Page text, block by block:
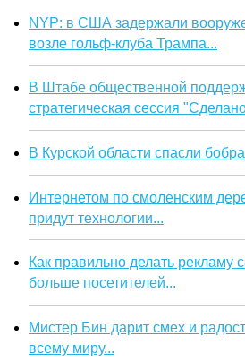
NYP: в США задержали
возле гольф-клуба Трампа...
В Штабе общественной
стратегическая сессия
В Курской области спасли
Интернетом по смоленским
придут технологии...
Как правильно делать рекламу
больше посетителей...
Мистер Бин дарит смех и
всему миру...